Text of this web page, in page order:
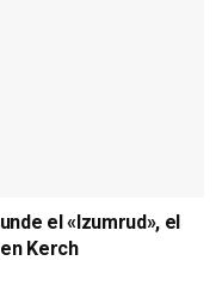
el «Izumrud», el
Kerch